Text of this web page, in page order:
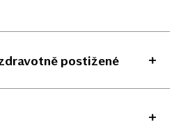
postižené